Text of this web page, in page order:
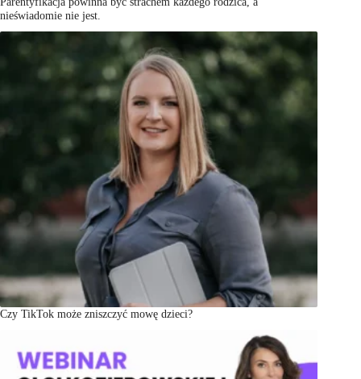
nieświadomie nie jest.
Czy TikTok może zniszczyć mowę dzieci?